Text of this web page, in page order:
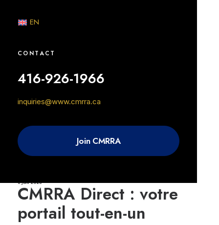
EN
CONTACT
416-926-1966
inquiries@www.cmrra.ca
Join CMRRA
Articles récents
Catégories
Catégories
Sur la bonne piste avec
Goldie Boutilier
3 juin 2026
CMRRA Direct : votre
portail tout-en-un